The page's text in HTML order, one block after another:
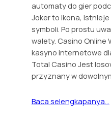
automaty do gier
Joker to ikona,
symboli. Po prostu
walety. Casino Online
kasyno internetowe
Total Casino Jest
przyznany w
Baca selengkapanya…